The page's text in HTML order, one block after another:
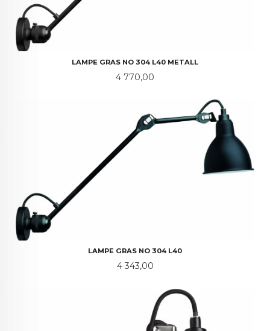
LAMPE GRAS NO 304 L40 METALL
Pris
4 770,00
LAMPE GRAS NO 304 L40
Pris
4 343,00